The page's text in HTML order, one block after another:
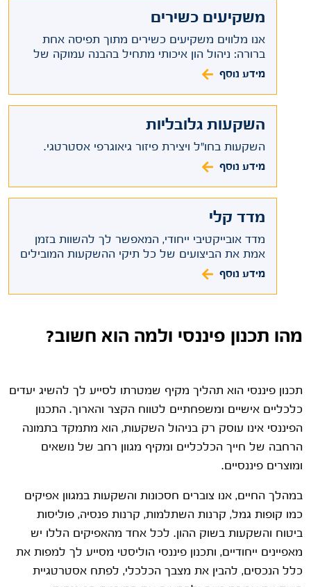
מהו תכנון פיננסי ולמה הוא חשוב?
תכנון פיננסי הוא תהליך מקיף שמטרתו לסייע לך להשיג יעדים
כלכליים אישיים ומשפחתיים לטווח הקצר והארוך. התכנון
הפיננסי אינו עוסק רק בניהול השקעות, הוא מתמקד בתמונה
הרחבה של חייך הכלכליים ומקיף מגוון רחב של נושאים
ומוצרים פיננסיים.
במהלך החיים, אנו צוברים חסכונות והשקעות במגוון אפיקים
כמו קופות גמל, קרנות השתלמות, קרנות פנסיה, פוליסות
ביטוח והשקעות בשוק ההון. לכל אחד מהאפיקים הללו יש
מאפיינים ייחודיים, ותכנון פיננסי הוליסטי מסייע לך למפות את
כלל הנכסים, להבין את מצבך הכלכלי, לפתח אסטרטגיית
משקיעים כשירים
אנו מלווים משקיעים כשירים מתוך תפיסה אחת
ברורה: ניהול הון איכותי מתחיל בהבנה עמוקה של
התמונה המלאה.
מידע נוסף
השקעות גלובליות
השקעות בחו"ל ויצירת פיזור גיאוגרפי אסטרטגי.
מידע נוסף
מדד קלי
מדד אובייקטיבי ייחודי, המאפשר לך להשוות בזמן
אמת את הביצועים של כל תיקי ההשקעות המובילים
בשוק.
מידע נוסף